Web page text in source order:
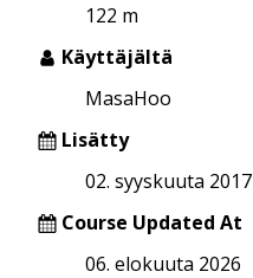
122 m
Käyttäjältä
MasaHoo
Lisätty
02. syyskuuta 2017
Course Updated At
06. elokuuta 2026